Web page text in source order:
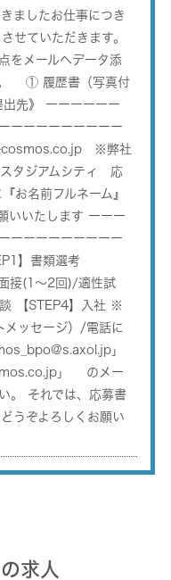
ましたお仕事につき
せていただきます。
をメールへデータ添
。 ① 履歴書（写真付
先》 ーーーーーー
ーーーーーーーーー
cosmos.co.jp ※弊社
タジアムシティ 応
名前フルネーム』
いいたします ーーー
ーーーーーーーーー
】書類選考
接(1～2回)/適性試
【STEP4】入社 ※
メッセージ）/電話に
」
」 のメー
。 それでは、応募書
うぞよろしくお願い
求人